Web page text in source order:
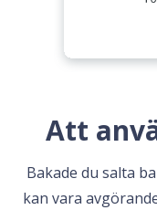
Att
Bakade du salta
kan vara